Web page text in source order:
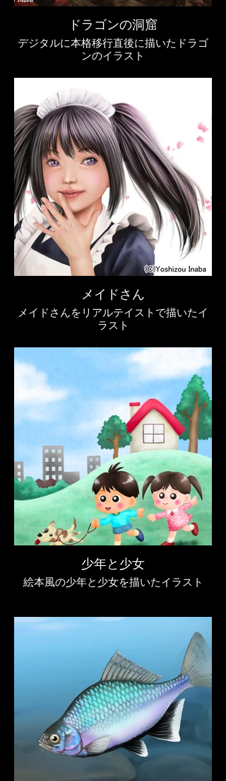
ドラゴンの洞窟
デジタルに本格移行直後に描いたドラゴ
ンのイラスト
メイドさん
メイドさんをリアルテイストで描いたイ
ラスト
少年と少女
絵本風の少年と少女を描いたイラスト